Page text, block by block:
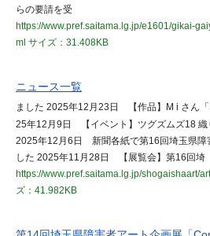
らの要請を受
https://www.pref.saitama.lg.jp/e1601/gikai-
ml サイズ：31.408KB
ニュース一覧
ました 2025年12月23日 【作品】M i さん
25年12月9日 【イベント】ツグズムズ18 織
2025年12月6日 新聞各紙で第16回埼玉県障
した 2025年11月28日 【展覧会】第16回埼
https://www.pref.saitama.lg.jp/shogaishaart/
ズ：41.982KB